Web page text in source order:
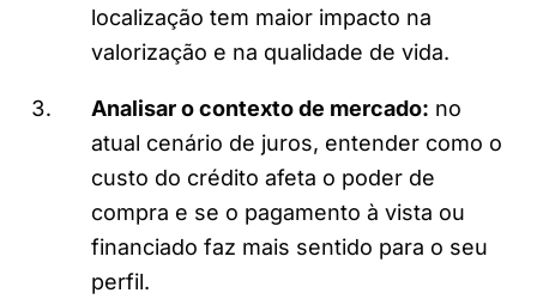
localização tem maior impacto na
valorização e na qualidade de vida.
Analisar o contexto de mercado: no
atual cenário de juros, entender como o
custo do crédito afeta o poder de
compra e se o pagamento à vista ou
financiado faz mais sentido para o seu
perfil.